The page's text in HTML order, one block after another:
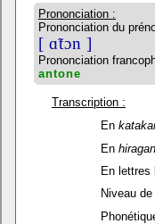
Prononciation :
Prononciation du
[ ɑ̃tɔn ]
Prononciation
antone
Transcription :
En
En
En lettres
Niveau